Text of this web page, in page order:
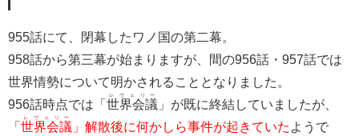
955話にて、閉幕したワノ国の第二幕。
958話から第三幕が始まりますが、間の956話・957話では
世界情勢について明かされることとなりました。
956話時点では「 世界会議
レヴェリー
」が既に終結していましたが、
「 世界会議
レヴェリー
」解散後に何かしら事件が起きていた ようで